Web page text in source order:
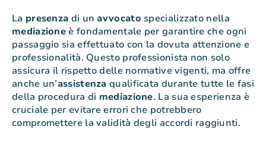
La presenza di unavvocato specializzato nella
mediazioneè fondamentale per garantire che ogni
passaggio sia effettuato con la dovuta attenzione e
professionalità. Questo professionista non solo
assicura il rispetto delle normative vigenti, ma offre
anche un’assistenza qualificata durante tutte le fasi
della procedura di mediazione. La sua esperienza è
cruciale per evitare errori che potrebbero
compromettere la validità degli accordi raggiunti.